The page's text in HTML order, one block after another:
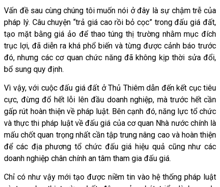
Vấn đề sau cùng chúng tôi muốn nói ở đây là sự chậm trễ của
pháp lý. Câu chuyện “trả giá cao rồi bỏ cọc” trong đấu giá đất,
tạo mặt bằng giá ảo để thao túng thị trường nhằm mục đích
trục lợi, đã diễn ra khá phổ biến và từng được cảnh báo trước
đó, nhưng các cơ quan chức năng đã không kịp thời sửa đổi,
bổ sung quy định.
Vì vậy, với cuộc đấu giá đất ở Thủ Thiêm dẫn đến kết cục tiêu
cực, đừng đổ hết lỗi lên đầu doanh nghiệp, mà trước hết cần
gấp rút hoàn thiện về pháp luật. Bên cạnh đó, năng lực tổ chức
và thực thi pháp luật về đấu giá của cơ quan Nhà nước chính là
mấu chốt quan trọng nhất cần tập trung nâng cao và hoàn thiện
để các địa phương tổ chức đấu giá hiệu quả cũng như các
doanh nghiệp chân chính an tâm tham gia đấu giá.
Chỉ có như vậy mới tạo được niềm tin vào hệ thống pháp luật